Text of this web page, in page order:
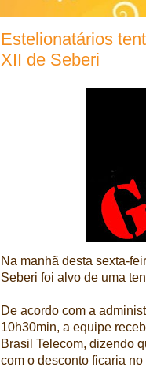
Estelionatários
XII de Seberi
Na manhã desta sexta-
Seberi foi alvo de uma
De acordo com a
10h30min, a equipe
Brasil Telecom, dizendo
com o desconto ficaria